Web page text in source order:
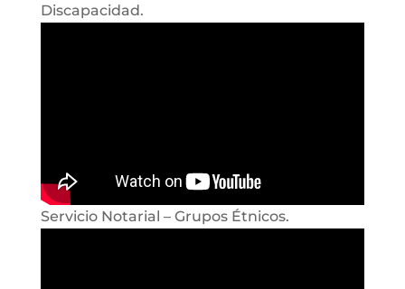
Discapacidad.
Servicio Notarial – Grupos Étnicos.